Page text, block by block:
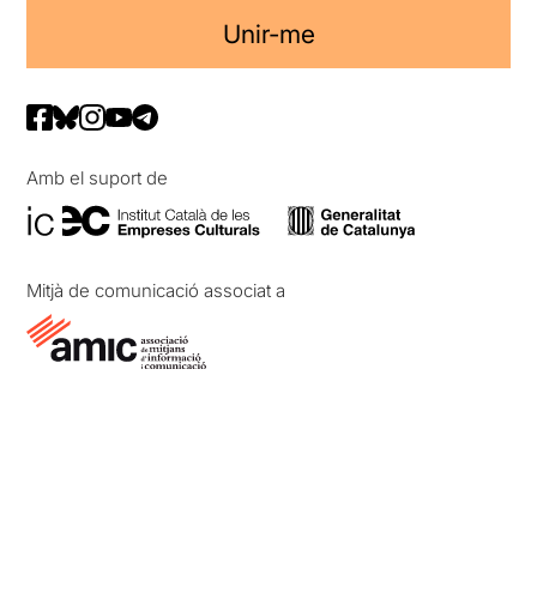
Unir-me
Amb el suport de
Mitjà de comunicació associat a